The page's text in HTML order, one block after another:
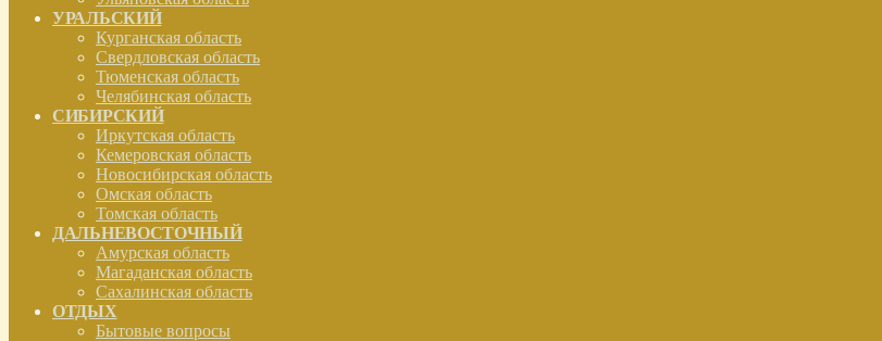
УРАЛЬСКИЙ
Курганская область
Свердловская область
Тюменская область
Челябинская область
СИБИРСКИЙ
Иркутская область
Кемеровская область
Новосибирская область
Омская область
Томская область
ДАЛЬНЕВОСТОЧНЫЙ
Амурская область
Магаданская область
Сахалинская область
ОТДЫХ
Бытовые вопросы